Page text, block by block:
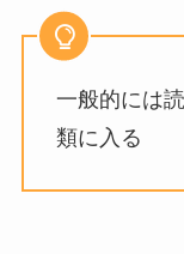
一般的には
類に入る